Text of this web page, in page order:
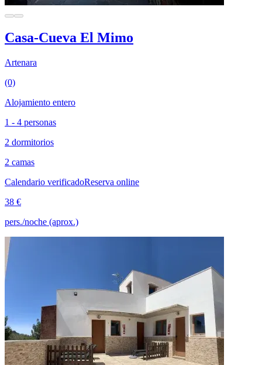
Casa-Cueva El Mimo
Artenara
(0)
Alojamiento entero
1 - 4 personas
2 dormitorios
2 camas
Calendario verificadoReserva online
38 €
pers./noche (aprox.)